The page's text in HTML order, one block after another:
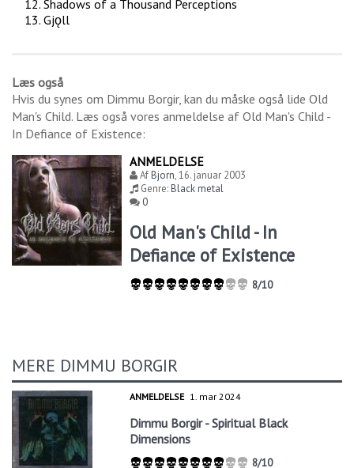
Shadows of a Thousand Perceptions
Gjǫll
Læs også
Hvis du synes om Dimmu Borgir, kan du måske også lide Old
Man's Child. Læs også vores anmeldelse af Old Man's Child -
In Defiance of Existence:
ANMELDELSE
AfBjorn,16. januar 2003
Genre:Black metal
0
Old Man's Child - In
Defiance of Existence
8/10
MERE DIMMU BORGIR
ANMELDELSE 1. mar 2024
Dimmu Borgir - Spiritual Black
Dimensions
8/10